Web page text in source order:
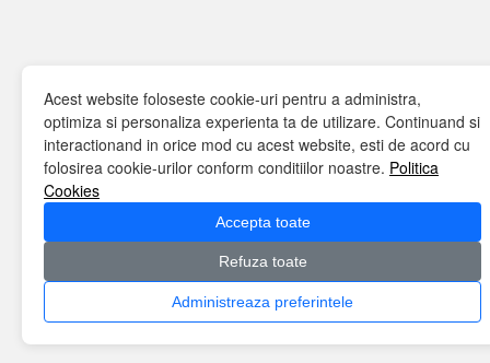
Acest website foloseste cookie-uri pentru a administra,
optimiza si personaliza experienta ta de utilizare. Continuand si
interactionand in orice mod cu acest website, esti de acord cu
folosirea cookie-urilor conform conditiilor noastre. Politica
Cookies
Accepta toate
Refuza toate
Administreaza preferintele